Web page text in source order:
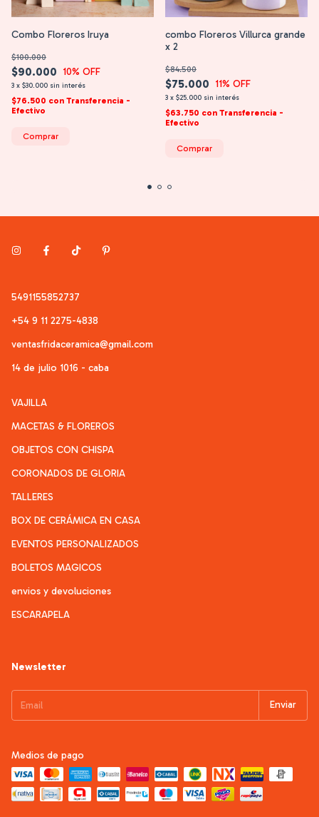
Combo Floreros Iruya
$90.000
$100.000
10% OFF
3 x $30.000 sin interés
$76.500 con Transferencia -
Efectivo
Comprar
combo Floreros Villurca grande
x 2
$75.000
$84.500
11% OFF
3 x $25.000 sin interés
$63.750 con Transferencia -
Efectivo
Comprar
5491155852737
+54 9 11 2275-4838
ventasfridaceramica@gmail.com
14 de julio 1016 - caba
VAJILLA
MACETAS & FLOREROS
OBJETOS CON CHISPA
CORONADOS DE GLORIA
TALLERES
BOX DE CERÁMICA EN CASA
EVENTOS PERSONALIZADOS
BOLETOS MAGICOS
envios y devoluciones
ESCARAPELA
Newsletter
Medios de pago